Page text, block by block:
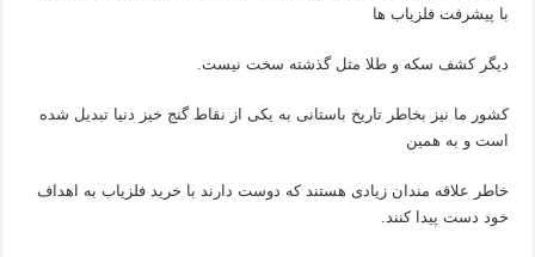
با پیشرفت فلزیاب ها
دیگر کشف سکه و طلا مثل گذشته سخت نیست.
کشور ما نیز بخاطر تاریخ باستانی به یکی از نقاط گنج خیز دنیا تبدیل شده
است و به همین
خاطر علاقه مندان زیادی هستند که دوست دارند با خرید فلزیاب به اهداف
خود دست پیدا کنند.